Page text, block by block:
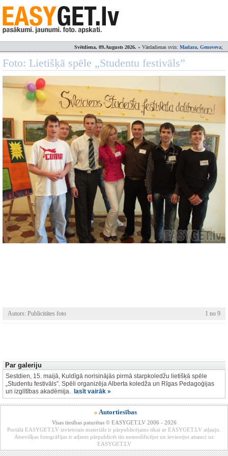
Svētdiena, 09.Augusts 2026. » Vārdadienas svin: Madara, Genoveva;
Foto: Lietišķā spēle „Studentu festivāls”
Autors: Publicitātes foto 1 no 9
Par galeriju
Sestdien, 15. maijā, Kuldīgā norisinājās pirmā starpkoledžu lietišķā spēle
„Studentu festivāls”. Spēli organizēja Alberta koledža un Rīgas Pedagoģijas
un izglītības akadēmija.
lasīt vairāk »
» Autortiesības
Visas tiesības paturētas © EASYGET.LV 2006 - 2026
Portālā EASYGET.LV izvietotais materiāls ir pārpublicējams tikai ar EASYGET.LV atļauju.
Atsevišķas fotogrāfijas ir atļauts pārpublicēt tās nemodificējot un ievieotjot atsauci uz
EASYGET.LV